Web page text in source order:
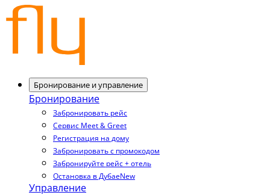
Бронирование и управление
Бронирование
Забронировать рейс
Сервис Meet & Greet
Регистрация на дому
Забронировать с промокодом
Забронируйте рейс + отель
Остановка в ДубаеNew
Управление